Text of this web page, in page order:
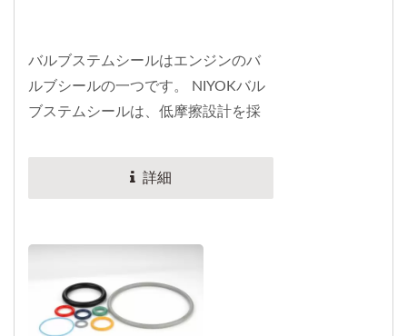
バルブステムシールはエンジンのバ
ルブシールの一つです。 NIYOKバル
ブステムシールは、低摩擦設計を採
スの品質を向上させ、エンジンの効
詳細